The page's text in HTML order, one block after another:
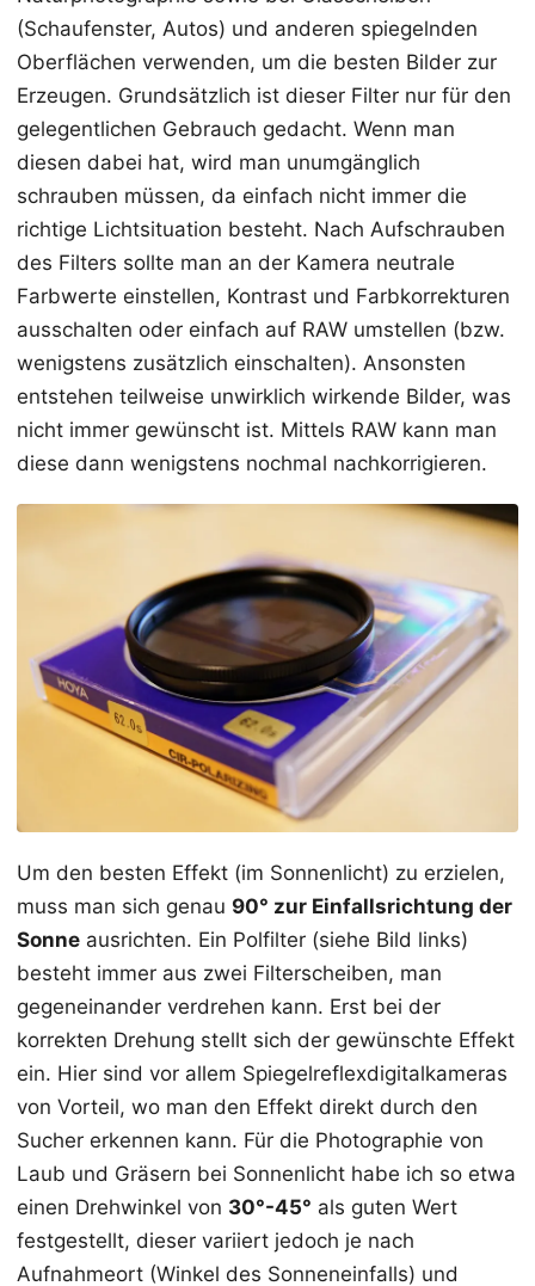
(Schaufenster, Autos) und anderen spiegelnden
Oberflächen verwenden, um die besten Bilder zur
Erzeugen. Grundsätzlich ist dieser Filter nur für den
gelegentlichen Gebrauch gedacht. Wenn man
diesen dabei hat, wird man unumgänglich
schrauben müssen, da einfach nicht immer die
richtige Lichtsituation besteht. Nach Aufschrauben
des Filters sollte man an der Kamera neutrale
Farbwerte einstellen, Kontrast und Farbkorrekturen
ausschalten oder einfach auf RAW umstellen (bzw.
wenigstens zusätzlich einschalten). Ansonsten
entstehen teilweise unwirklich wirkende Bilder, was
nicht immer gewünscht ist. Mittels RAW kann man
diese dann wenigstens nochmal nachkorrigieren.
Um den besten Effekt (im Sonnenlicht) zu erzielen,
muss man sich genau 90° zur Einfallsrichtung der
Sonne ausrichten. Ein Polfilter (siehe Bild links)
besteht immer aus zwei Filterscheiben, man
gegeneinander verdrehen kann. Erst bei der
korrekten Drehung stellt sich der gewünschte Effekt
ein. Hier sind vor allem Spiegelreflexdigitalkameras
von Vorteil, wo man den Effekt direkt durch den
Sucher erkennen kann. Für die Photographie von
Laub und Gräsern bei Sonnenlicht habe ich so etwa
einen Drehwinkel von 30°-45° als guten Wert
festgestellt, dieser variiert jedoch je nach
Aufnahmeort (Winkel des Sonneneinfalls) und